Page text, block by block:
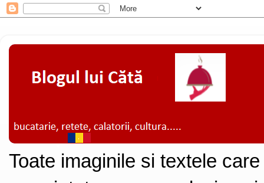
Toate imaginile si textele